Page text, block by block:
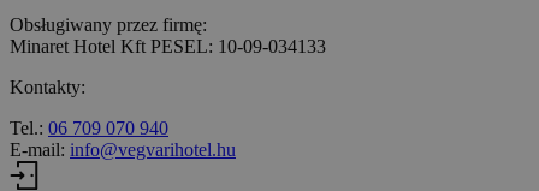
Obsługiwany przez firmę:
Minaret Hotel Kft PESEL: 10-09-034133
Kontakty:
Tel.: 06 709 070 940
E-mail: info@vegvarihotel.hu